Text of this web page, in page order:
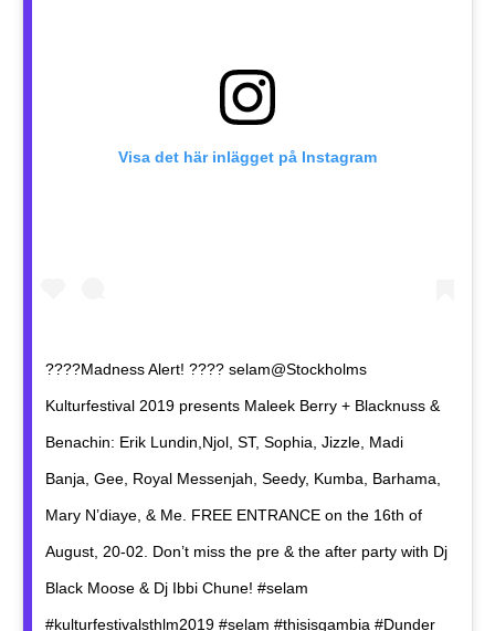
Visa det här inlägget på Instagram
????Madness Alert! ???? selam@Stockholms
Kulturfestival 2019 presents Maleek Berry + Blacknuss &
Benachin: Erik Lundin,Njol, ST, Sophia, Jizzle, Madi
Banja, Gee, Royal Messenjah, Seedy, Kumba, Barhama,
Mary N’diaye, & Me. FREE ENTRANCE on the 16th of
August, 20-02. Don’t miss the pre & the after party with Dj
Black Moose & Dj Ibbi Chune! #selam
#kulturfestivalsthlm2019 #selam #thisisgambia #Dunder